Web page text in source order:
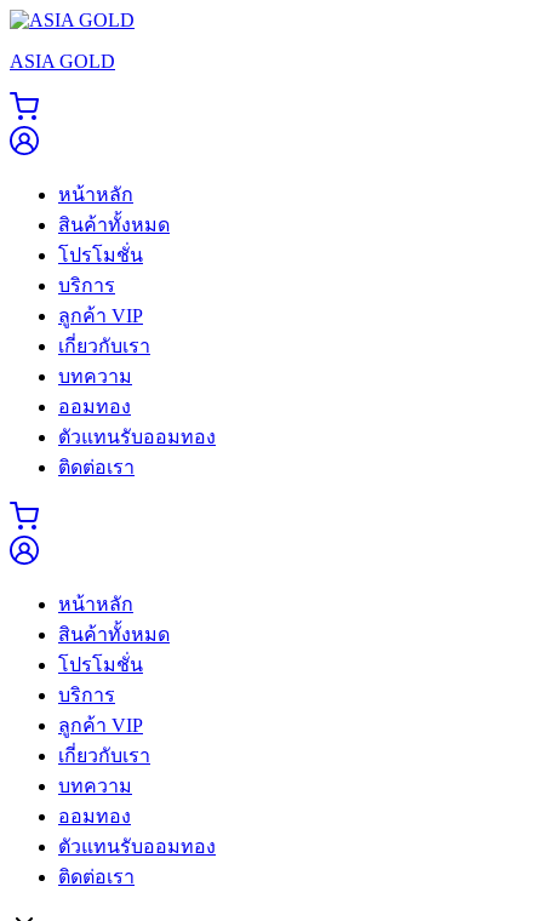
Skip
content
ASIA GOLD
หน้าหลัก
สินค้าทั้งหมด
โปรโมชั่น
บริการ
ลูกค้า VIP
เกี่ยวกับเรา
บทความ
ออมทอง
ตัวแทนรับออมทอง
ติดต่อเรา
หน้าหลัก
สินค้าทั้งหมด
โปรโมชั่น
บริการ
ลูกค้า VIP
เกี่ยวกับเรา
บทความ
ออมทอง
ตัวแทนรับออมทอง
ติดต่อเรา